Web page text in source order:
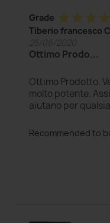
Grade star star star star
Tiberio francesco
Ottimo Prodo...
Ottimo Prodotto.
molto potente.
aiutano per
Recommended to